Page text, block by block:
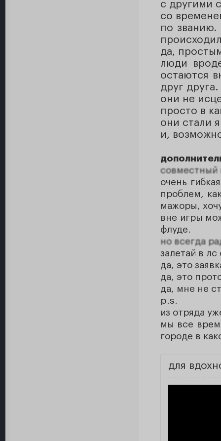
с другими
со
по
да,
люди
остаются
друг друга.
они не
просто в
они стали
и,
совместный
очень
проблем,
мажоры,
вне игры
флуде.
но всегда
залетай в
да, это
да, это
да, мне не
p.s.
из отряда
мы все
городе в
для